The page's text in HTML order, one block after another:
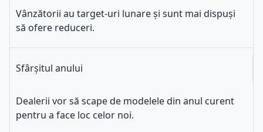
Vânzătorii au target-uri lunare și sunt mai dispuși
să ofere reduceri.
Sfârșitul anului
Dealerii vor să scape de modelele din anul curent
pentru a face loc celor noi.